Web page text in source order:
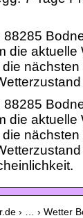
88285
die
nächsten
88285
die
nächsten
› … › Wetter